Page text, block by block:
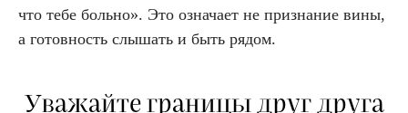
что тебе больно». Это означает не признание вины,
а готовность слышать и быть рядом.
Уважайте границы друг друга